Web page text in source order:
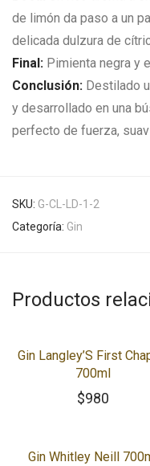
de limón da paso a un
delicada dulzura de
Final: Pimienta negra y
Conclusión: Destilado
y desarrollado en una
perfecto de fuerza,
SKU: G-CL-LD-1-2
Categoría: Gin
Productos
Gin Langley’S First
700ml
$980
Gin Whitley Neill